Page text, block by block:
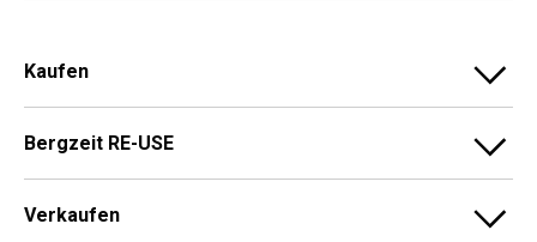
Kaufen
Bergzeit RE-USE
Verkaufen